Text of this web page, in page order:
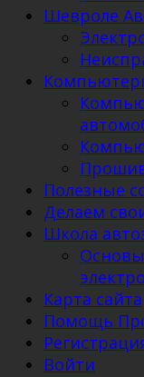
Шевроле
Полезные
Делаем
Школа
Карта сайта
Помощь
Войти